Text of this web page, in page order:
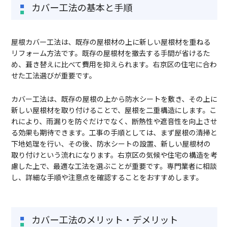
カバー工法の基本と手順
屋根カバー工法は、既存の屋根材の上に新しい屋根材を重ねる
リフォーム方法です。既存の屋根材を撤去する手間が省けるた
め、葺き替えに比べて費用を抑えられます。右京区の住宅に合わ
せた工法選びが重要です。
カバー工法は、既存の屋根の上から防水シートを敷き、その上に
新しい屋根材を取り付けることで、屋根を二重構造にします。こ
れにより、雨漏りを防ぐだけでなく、断熱性や遮音性を向上させ
る効果も期待できます。工事の手順としては、まず屋根の清掃と
下地処理を行い、その後、防水シートの設置、新しい屋根材の
取り付けという流れになります。右京区の気候や住宅の構造を考
慮した上で、最適な工法を選ぶことが重要です。専門業者に相談
し、詳細な手順や注意点を確認することをおすすめします。
カバー工法のメリット・デメリット